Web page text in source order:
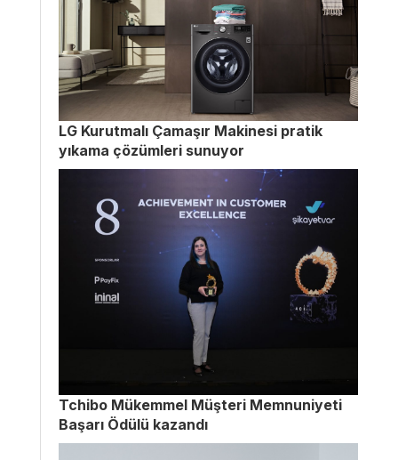
LG Kurutmalı Çamaşır Makinesi pratik
yıkama çözümleri sunuyor
Tchibo Mükemmel Müşteri Memnuniyeti
Başarı Ödülü kazandı